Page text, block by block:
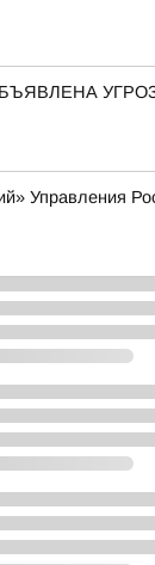
Управления